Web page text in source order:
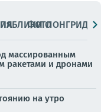
ПАБЛИКИ
ФОТОЛОНГРИДЫ
массированным
ракетами и дронами
на утро